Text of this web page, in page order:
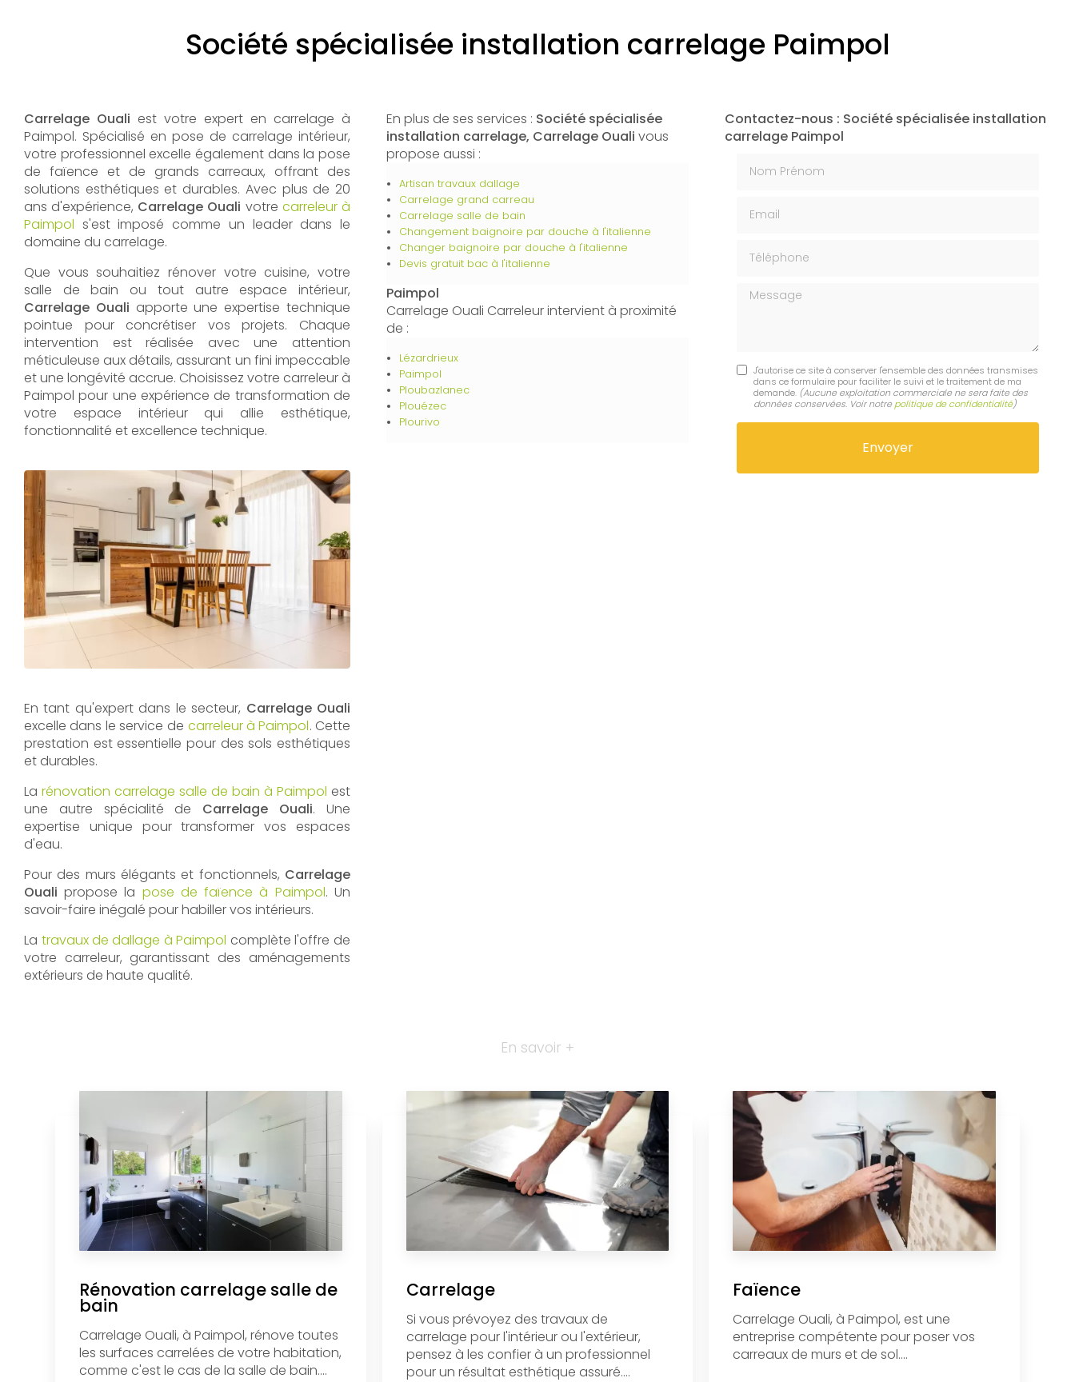
Société spécialisée installation carrelage Paimpol
Carrelage Ouali est votre expert en carrelage à
Paimpol. Spécialisé en pose de carrelage intérieur,
votre professionnel excelle également dans la pose
de faïence et de grands carreaux, offrant des
solutions esthétiques et durables. Avec plus de 20
ans d'expérience, Carrelage Ouali votre carreleur à
Paimpol s'est imposé comme un leader dans le
domaine du carrelage.
Que vous souhaitiez rénover votre cuisine, votre
salle de bain ou tout autre espace intérieur,
Carrelage Ouali apporte une expertise technique
pointue pour concrétiser vos projets. Chaque
intervention est réalisée avec une attention
méticuleuse aux détails, assurant un fini impeccable
et une longévité accrue. Choisissez votre carreleur à
Paimpol pour une expérience de transformation de
votre espace intérieur qui allie esthétique,
fonctionnalité et excellence technique.
En tant qu'expert dans le secteur, Carrelage Ouali
excelle dans le service de carreleur à Paimpol. Cette
prestation est essentielle pour des sols esthétiques
et durables.
La rénovation carrelage salle de bain à Paimpol est
une autre spécialité de Carrelage Ouali. Une
expertise unique pour transformer vos espaces
d'eau.
Pour des murs élégants et fonctionnels, Carrelage
Ouali propose la pose de faïence à Paimpol. Un
savoir-faire inégalé pour habiller vos intérieurs.
La travaux de dallage à Paimpol complète l'offre de
votre carreleur, garantissant des aménagements
extérieurs de haute qualité.
En plus de ses services : Société spécialisée
installation carrelage, Carrelage Ouali vous
propose aussi :
Artisan travaux dallage
Carrelage grand carreau
Carrelage salle de bain
Changement baignoire par douche à l'italienne
Changer baignoire par douche à l'italienne
Devis gratuit bac à l'italienne
Paimpol
Carrelage Ouali Carreleur intervient à proximité
de :
Lézardrieux
Paimpol
Ploubazlanec
Plouézec
Plourivo
Contactez-nous : Société spécialisée installation
carrelage Paimpol
Message
J'autorise ce site à conserver l'ensemble des données transmises
dans ce formulaire pour faciliter le suivi et le traitement de ma
demande. (Aucune exploitation commerciale ne sera faite des
données conservées. Voir notre politique de confidentialité)
En savoir +
Rénovation carrelage salle de
bain
Carrelage Ouali, à Paimpol, rénove toutes
les surfaces carrelées de votre habitation,
comme c'est le cas de la salle de bain....
Carrelage
Si vous prévoyez des travaux de
carrelage pour l'intérieur ou l'extérieur,
pensez à les confier à un professionnel
pour un résultat esthétique assuré....
Faïence
Carrelage Ouali, à Paimpol, est une
entreprise compétente pour poser vos
carreaux de murs et de sol....